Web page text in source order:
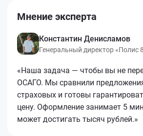
Мнение эксперта
Константин Денисламов
Генеральный директор «Полис
«Наша задача — чтобы вы не
ОСАГО. Мы сравнили
страховых и готовы
цену. Оформление занимает 5
может достигать тысяч рублей.»